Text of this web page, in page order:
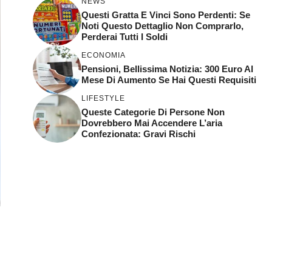
Questi Gratta E Vinci Sono Perdenti: Se
Noti Questo Dettaglio Non Comprarlo,
Perderai Tutti I Soldi
ECONOMIA
Pensioni, Bellissima Notizia: 300 Euro Al
Mese Di Aumento Se Hai Questi Requisiti
LIFESTYLE
Queste Categorie Di Persone Non
Dovrebbero Mai Accendere L’aria
Confezionata: Gravi Rischi